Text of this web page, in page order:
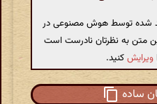
شده توسط هوش مصنوعی در
متن به نظرتان نادرست است
ویرایشکنید.
ساده